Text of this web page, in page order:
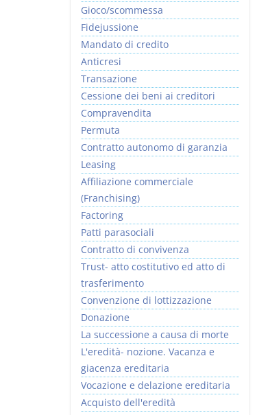
Gioco/scommessa
Fidejussione
Mandato di credito
Anticresi
Transazione
Cessione dei beni ai creditori
Compravendita
Permuta
Contratto autonomo di garanzia
Leasing
Affiliazione commerciale
(Franchising)
Factoring
Patti parasociali
Contratto di convivenza
Trust- atto costitutivo ed atto di
trasferimento
Convenzione di lottizzazione
Donazione
La successione a causa di morte
L'eredità- nozione. Vacanza e
giacenza ereditaria
Vocazione e delazione ereditaria
Acquisto dell'eredità